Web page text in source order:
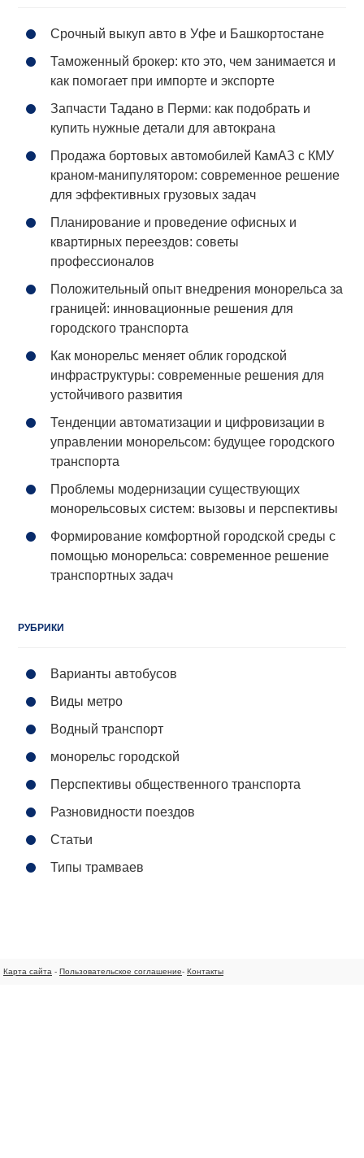
Срочный выкуп авто в Уфе и Башкортостане
Таможенный брокер: кто это, чем занимается и
как помогает при импорте и экспорте
Запчасти Тадано в Перми: как подобрать и
купить нужные детали для автокрана
Продажа бортовых автомобилей КамАЗ с КМУ
краном-манипулятором: современное решение
для эффективных грузовых задач
Планирование и проведение офисных и
квартирных переездов: советы
профессионалов
Положительный опыт внедрения монорельса за
границей: инновационные решения для
городского транспорта
Как монорельс меняет облик городской
инфраструктуры: современные решения для
устойчивого развития
Тенденции автоматизации и цифровизации в
управлении монорельсом: будущее городского
транспорта
Проблемы модернизации существующих
монорельсовых систем: вызовы и перспективы
Формирование комфортной городской среды с
помощью монорельса: современное решение
транспортных задач
РУБРИКИ
Варианты автобусов
Виды метро
Водный транспорт
монорельс городской
Перспективы общественного транспорта
Разновидности поездов
Статьи
Типы трамваев
Карта сайта - Пользовательское соглашение- Контакты